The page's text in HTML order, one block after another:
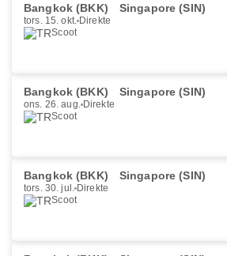
Bangkok (BKK) Singapore (SIN)
tors. 15. okt. Direkte
Scoot
Bangkok (BKK) Singapore (SIN)
ons. 26. aug. Direkte
Scoot
Bangkok (BKK) Singapore (SIN)
tors. 30. jul. Direkte
Scoot